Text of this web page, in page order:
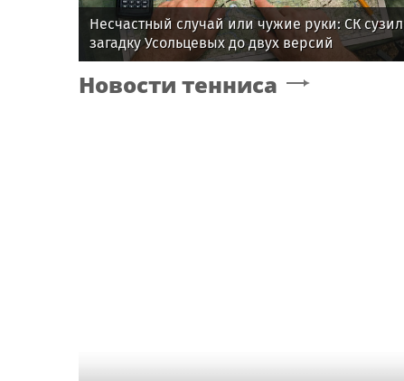
Несчастный случай или чужие руки: СК сузил
загадку Усольцевых до двух версий
Новости тенниса